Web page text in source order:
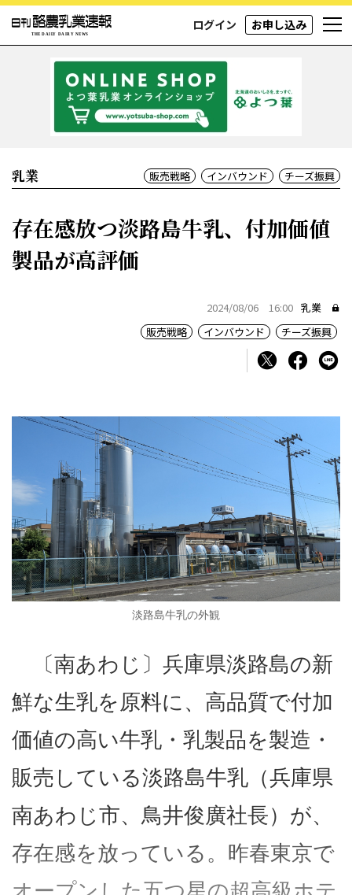
ログイン お申し込み
乳業 販売戦略 インバウンド チーズ振興
存在感放つ淡路島牛乳、付加価値
製品が高評価
2024/08/06 16:00 乳業
販売戦略
インバウンド チーズ振興
淡路島牛乳の外観
〔南あわじ〕兵庫県淡路島の新
鮮な生乳を原料に、高品質で付加
価値の高い牛乳・乳製品を製造・
販売している淡路島牛乳（兵庫県
南あわじ市、鳥井俊廣社長）が、
存在感を放っている。昨春東京で